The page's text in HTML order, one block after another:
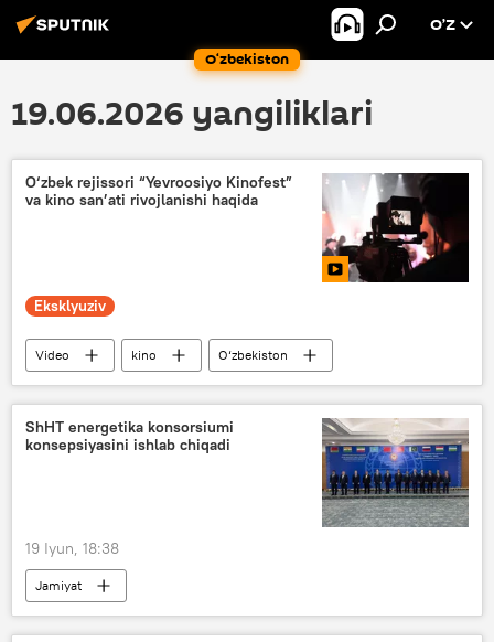
O‘zbekiston
O’Z
19.06.2026 yangiliklari
O‘zbek rejissori “Yevroosiyo Kinofest”
va kino san’ati rivojlanishi haqida
Eksklyuziv
Video kino O‘zbekiston
ShHT energetika konsorsiumi
konsepsiyasini ishlab chiqadi
19 Iyun, 18:38
Jamiyat
Shanxay hamkorlik tashkiloti (ShHT)